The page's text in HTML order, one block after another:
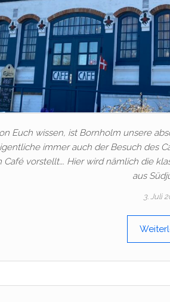
Euch wissen, ist Bornholm unsere
immer auch der Besuch des
Café vorstellt…. Hier wird nämlich die
aus
3. Juli